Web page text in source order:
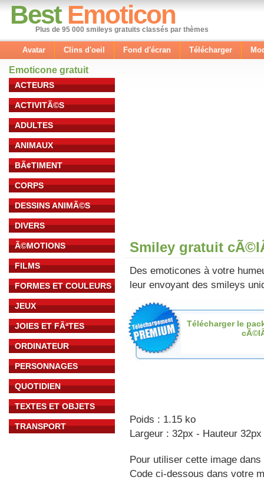
Best Emoticon
Plus de 95 000 smileys gratuits classés par thèmes
Avatar Clins d'oeil Fond d'écran Télécharger
Emoticone gratuit
ACTEURS
ACTIVITÃ©S
ADULTES
ANIMAUX
BÃ¢TIMENT
CORPS
DESSINS ANIMÃ©S
DIVERS
Ã©MOTIONS
FILMS
FORMES ET COULEURS
JEUX
JOIES ET FÃªTES
ORDINATEUR
PERSONNAGES
QUOTIDIEN
TEXTES ET OBJETS
TRANSPORT
Smiley gratuit
Des emoticones à votre
leur envoyant des smileys
Télécharger le
Poids : 1.15 ko
Largeur : 32px - Hauteur 32px
Pour utiliser cette image
Code ci-dessous dans votre